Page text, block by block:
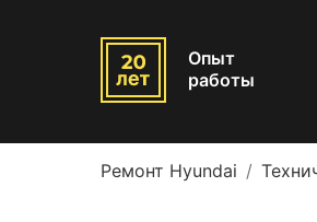
Опыт
работы
Ремонт Hyundai